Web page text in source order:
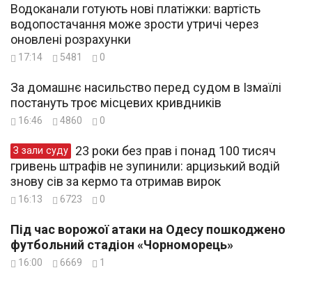
Водоканали готують нові платіжки: вартість
водопостачання може зрости утричі через
оновлені розрахунки
17:14 5481 0
За домашнє насильство перед судом в Ізмаїлі
постануть троє місцевих кривдників
16:46 4860 0
З зали суду
гривень штрафів не зупинили: арцизький водій
знову сів за кермо та отримав вирок
16:13 6723 0
Під час ворожої атаки на Одесу пошкоджено
футбольний стадіон «Чорноморець»
16:00 6669 1